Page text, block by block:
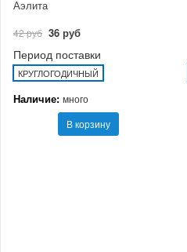
Аэлита
42 руб 36 руб
Период поставки
КРУГЛОГОДИЧНЫЙ
Наличие: много
В корзину